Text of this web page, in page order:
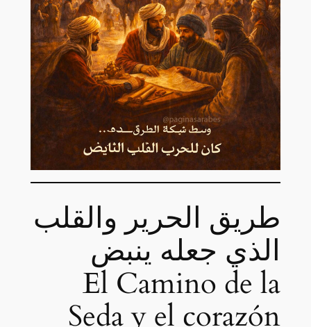
طريق الحرير والقلب
الذي جعله ينبض
El Camino de la
Seda y el corazón